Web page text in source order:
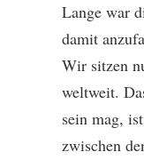
Lange war
damit
Wir sitzen
weltweit.
sein mag,
zwischen